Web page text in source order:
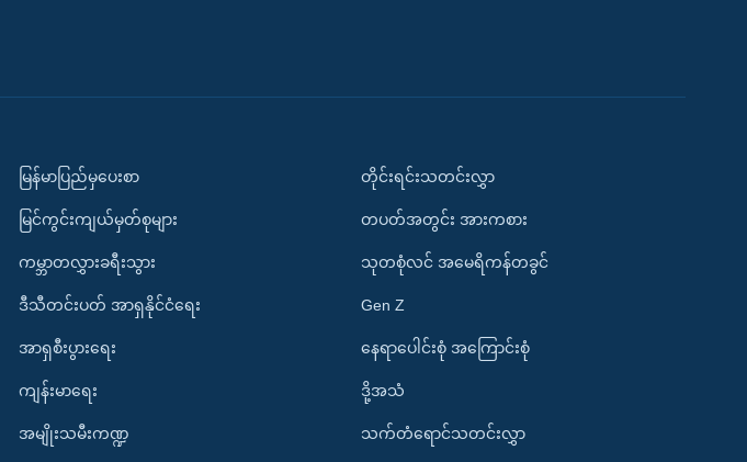
မြန်မာပြည်မှပေးစာ
မြင်ကွင်းကျယ်မှတ်စုများ
ကမ္ဘာတလွှားခရီးသွား
ဒီသီတင်းပတ် အာရှနိုင်ငံရေး
အာရှစီးပွားရေး
ကျန်းမာရေး
အမျိုးသမီးကဏ္ဍ
တိုင်းရင်းသတင်းလွှာ
တပတ်အတွင်း အားကစား
သုတစုံလင် အမေရိကန်တခွင်
Gen Z
နေရာပေါင်းစုံ အကြောင်းစုံ
ဒို့အသံ
သက်တံရောင်သတင်းလွှာ